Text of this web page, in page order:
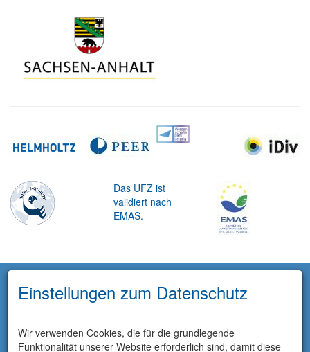
Das UFZ ist
validiert nach
EMAS.
Einstellungen zum Datenschutz
Wir verwenden Cookies, die für die grundlegende
Funktionalität unserer Website erforderlich sind, damit diese